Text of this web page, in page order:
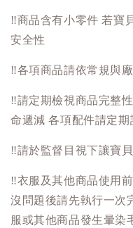
‼️商品含有小零件 若寶
安全性
‼️各項商品請依常規與
‼️請定期檢視商品完整
命遞減 各項配件請定
‼️請於監督目視下讓寶
‼️衣服及其他商品使用
沒問題後請先執行一次
服或其他商品發生暈染